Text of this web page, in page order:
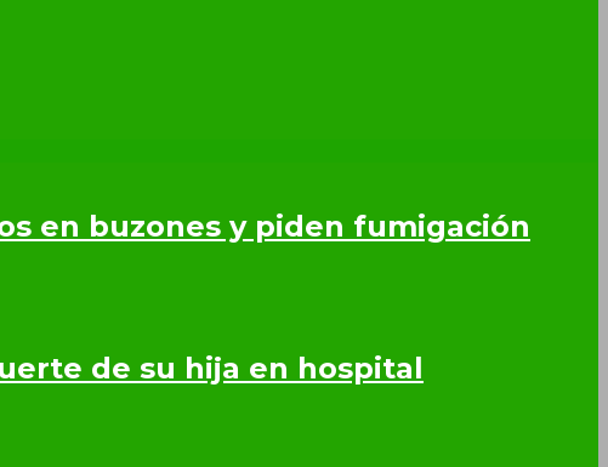
en buzones y piden fumigación
de su hija en hospital